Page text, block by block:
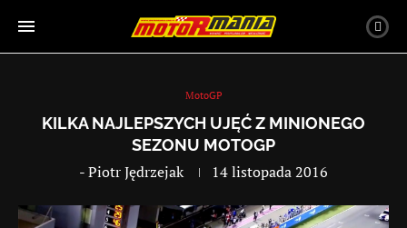
MotoGP
KILKA NAJLEPSZYCH UJĘĆ Z MINIONEGO
SEZONU MOTOGP
-Piotr Jędrzejak 14 listopada 2016